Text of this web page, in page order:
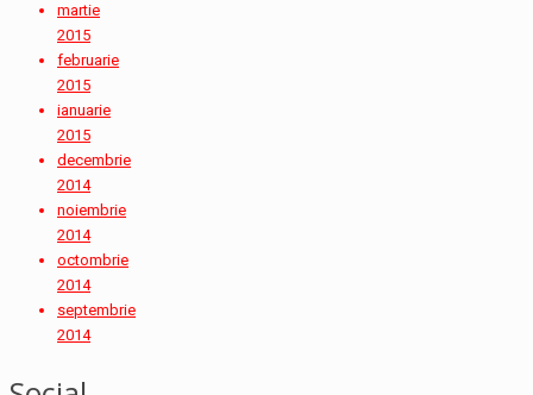
martie
2015
februarie
2015
ianuarie
2015
decembrie
2014
noiembrie
2014
octombrie
2014
septembrie
2014